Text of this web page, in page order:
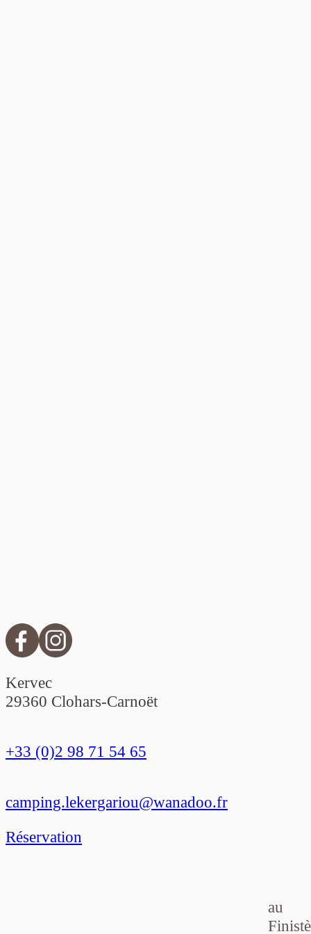
Kervec
29360 Clohars-Carnoët
+33 (0)2 98 71 54 65
camping.lekergariou@wanadoo.fr
Réservation
au